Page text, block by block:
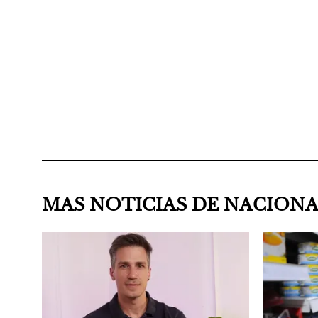
MAS NOTICIAS DE